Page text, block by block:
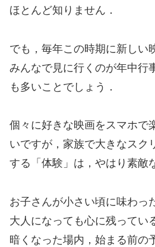
ほとんど知りません．
でも，毎年この時期に新しい
みんなで見に行くのが年中行
も多いことでしょう．
個々に好きな映画をスマホで
いですが，家族で大きなスク
する「体験」は，やはり素敵
お子さんが小さい頃に味わっ
大人になっても心に残ってい
暗くなった場内，始まる前の